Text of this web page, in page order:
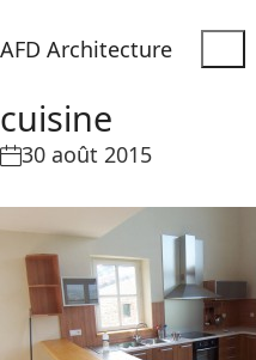
AFD Architecture
cuisine
30 août 2015